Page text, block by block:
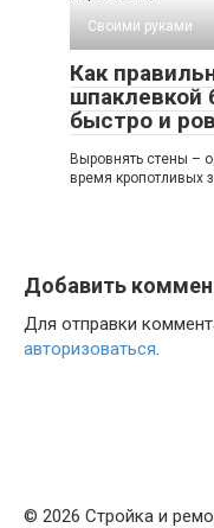
Своими руками
Как
шпаклевкой
быстро и
Выровнять стены –
время кропотливых
Добавить
Для отправки
авторизоваться
© 2026 Стройка и